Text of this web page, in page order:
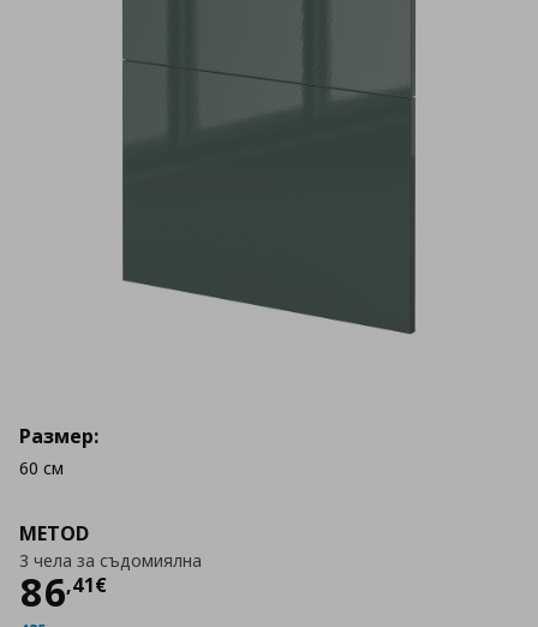
METOD
3 чела за съдомиялна
86,41€
Цена
Размер:
60 см